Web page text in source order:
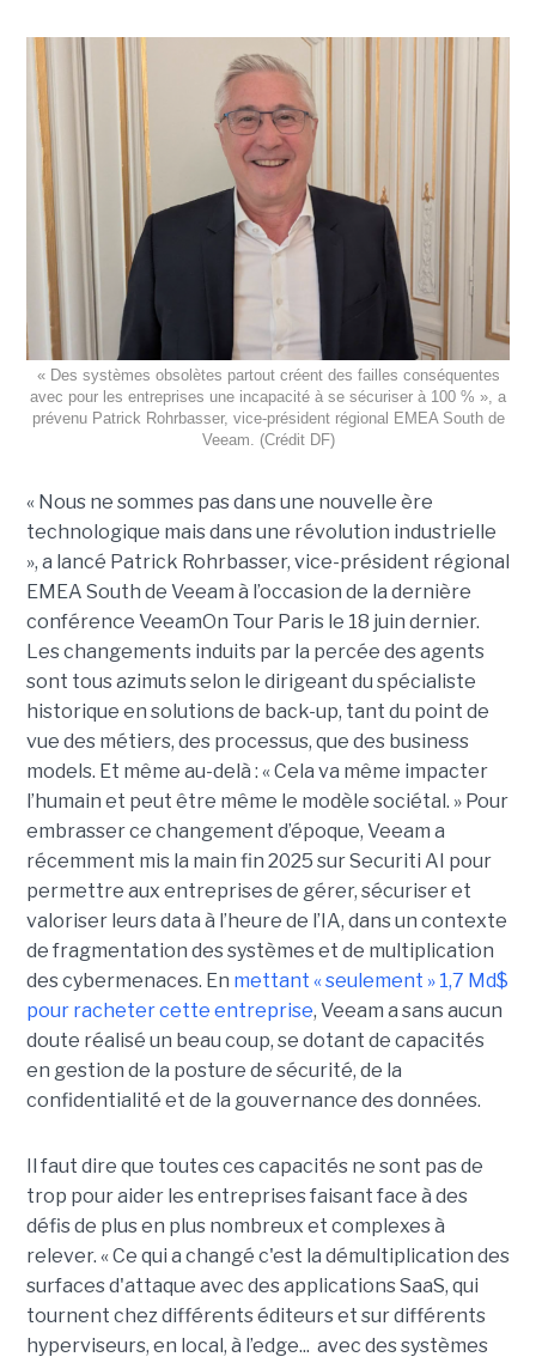
« Des systèmes obsolètes partout créent des failles conséquentes
avec pour les entreprises une incapacité à se sécuriser à 100 % », a
prévenu Patrick Rohrbasser, vice-président régional EMEA South de
Veeam. (Crédit DF)
« Nous ne sommes pas dans une nouvelle ère
technologique mais dans une révolution industrielle
», a lancé Patrick Rohrbasser, vice-président régional
EMEA South de Veeam à l’occasion de la dernière
conférence VeeamOn Tour Paris le 18 juin dernier.
Les changements induits par la percée des agents
sont tous azimuts selon le dirigeant du spécialiste
historique en solutions de back-up, tant du point de
vue des métiers, des processus, que des business
models. Et même au-delà : « Cela va même impacter
l’humain et peut être même le modèle sociétal. » Pour
embrasser ce changement d’époque, Veeam a
récemment mis la main fin 2025 sur Securiti AI pour
permettre aux entreprises de gérer, sécuriser et
valoriser leurs data à l’heure de l’IA, dans un contexte
de fragmentation des systèmes et de multiplication
des cybermenaces. En mettant « seulement » 1,7 Md$
pour racheter cette entreprise, Veeam a sans aucun
doute réalisé un beau coup, se dotant de capacités
en gestion de la posture de sécurité, de la
confidentialité et de la gouvernance des données.
Il faut dire que toutes ces capacités ne sont pas de
trop pour aider les entreprises faisant face à des
défis de plus en plus nombreux et complexes à
relever. « Ce qui a changé c'est la démultiplication des
surfaces d'attaque avec des applications SaaS, qui
tournent chez différents éditeurs et sur différents
hyperviseurs, en local, à l’edge... avec des systèmes